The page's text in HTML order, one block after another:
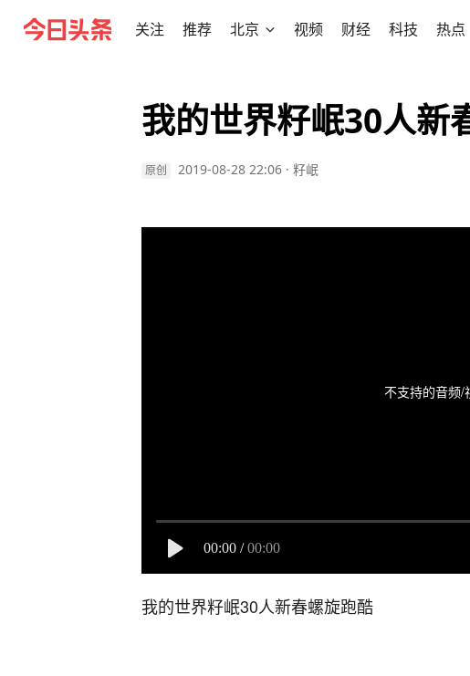
关注 推荐 北京 视频 财经 科技 热点
我的世界籽岷30人新
原创 2019-08-28 22:06 · 籽岷
不支持的音频/
00:00 / 00:00
我的世界籽岷30人新春螺旋跑酷